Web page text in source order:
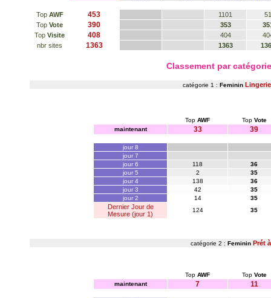
Top AWF 453 1101
51
Top Vote 390 353
Top Visite 408 404
nbr sites
1363 1363
Classement par
catégorie 1 : Feminin
Top AWF Top Vote
maintenant
33 39
jour 8
jour 7
jour 6
118
36
jour 5
2
35
jour 4
138
36
jour 3
42
35
jour 2
14 35
Dernier Jour de
Mesure (jour 1)
124 35
catégorie 2 : Feminin Prét
Top AWF Top Vote
maintenant
7 11